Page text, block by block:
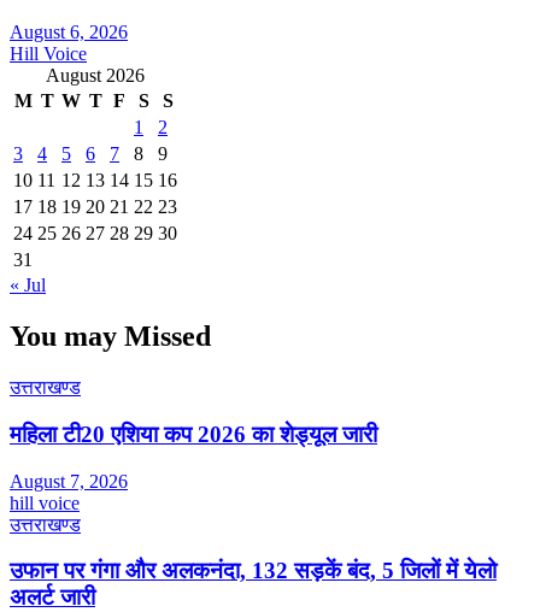
August 6, 2026
Hill Voice
August 2026
M T W T F S
S
1
2
3
4 5 6 7 8
9
10 11 12 13 14 15 16
17 18 19 20 21 22 23
24 25 26 27 28 29 30
31
« Jul
You may Missed
उत्तराखण्ड
महिला टी20 एशिया कप 2026 का शेड्यूल जारी
August 7, 2026
hill voice
उत्तराखण्ड
उफान पर गंगा और अलकनंदा, 132 सड़कें बंद, 5 जिलों में येलो
अलर्ट जारी